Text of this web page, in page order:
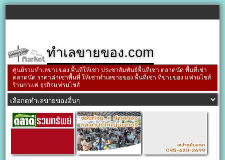
ทำเลขายของ.com
ศูนย์รวมทำเลขายของ พื้นที่ให้เช่า ประชาสัมพันธ์พื้นที่เช่า ตลาดนัด พื้นที่เช่า
ตลาดนัด ราคาค่าเช่าพื้นที่ ให้เช่าทำเลขายของ พื้นที่เช่า ที่ขายของ แฟรนไชส์
ร้านกาแฟ ธุรกิจแฟรนไชส์